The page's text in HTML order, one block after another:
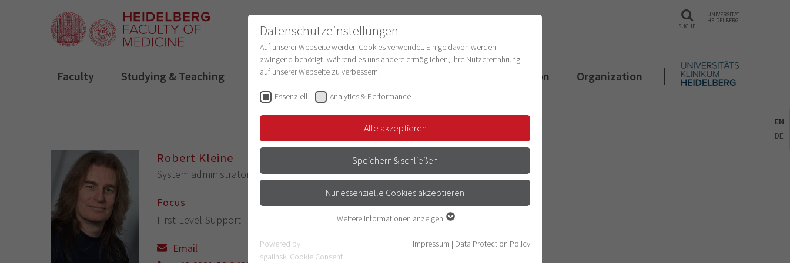
SUCHE
UNIVERSITÄT
HEIDELBERG
Faculty Studying & Teaching Research Structure & Development Digitalization Organization
Robert Kleine
System administrator (IT Lehre)
Focus
First-Level-Support
Email
EN
DE
Datenschutzeinstellungen
Auf unserer Webseite werden Cookies verwendet. Einige davon werden
zwingend benötigt, während es uns andere ermöglichen, Ihre Nutzererfahrung
auf unserer Webseite zu verbessern.
Essenziell Analytics & Performance
Alle akzeptieren
Speichern & schließen
Nur essenzielle Cookies akzeptieren
Essenzielle Cookies werden für grundlegende Funktionen der Webseite
benötigt. Dadurch ist gewährleistet, dass die Webseite einwandfrei
Weitere Informationen anzeigen
Powered by
sgalinski Cookie Consent
Impressum | Data Protection Policy